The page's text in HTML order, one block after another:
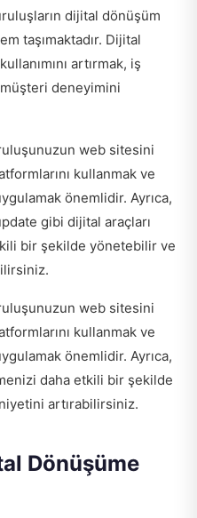
dijital dönüşüm
taşımaktadır. Dijital
artırmak, iş
deneyimini
web sitesini
kullanmak ve
önemlidir. Ayrıca,
gibi dijital araçları
bir şekilde yönetebilir ve
web sitesini
kullanmak ve
önemlidir. Ayrıca,
daha etkili bir şekilde
artırabilirsiniz.
Dönüşüme